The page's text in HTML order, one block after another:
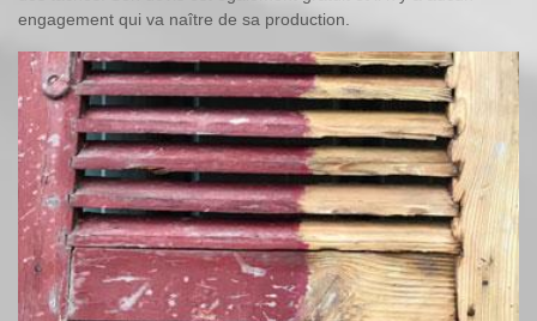
engagement qui va naître de sa production.